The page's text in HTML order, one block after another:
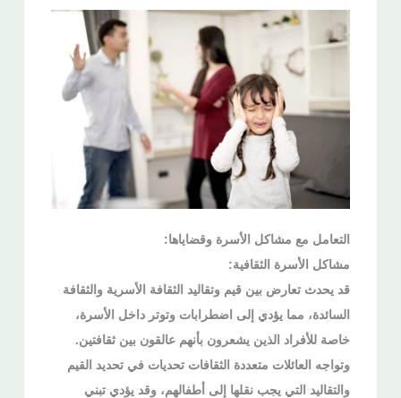
التعامل مع مشاكل الأسرة وقضاياها:
مشاكل الأسرة الثقافية:
قد يحدث تعارض بين قيم وتقاليد الثقافة الأسرية والثقافة
السائدة، مما يؤدي إلى اضطرابات وتوتر داخل الأسرة،
خاصة للأفراد الذين يشعرون بأنهم عالقون بين ثقافتين.
وتواجه العائلات متعددة الثقافات تحديات في تحديد القيم
والتقاليد التي يجب نقلها إلى أطفالهم، وقد يؤدي تبني